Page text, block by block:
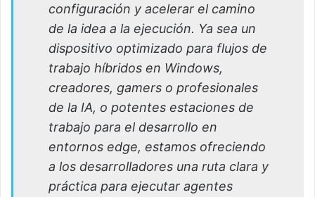
configuración y acelerar el camino
de la idea a la ejecución. Ya sea un
dispositivo optimizado para flujos de
trabajo híbridos en Windows,
creadores, gamers o profesionales
de la IA, o potentes estaciones de
trabajo para el desarrollo en
entornos edge, estamos ofreciendo
a los desarrolladores una ruta clara y
práctica para ejecutar agentes